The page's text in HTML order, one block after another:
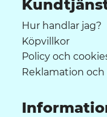
Hur handlar jag?
Köpvillkor
Policy och
Reklamation